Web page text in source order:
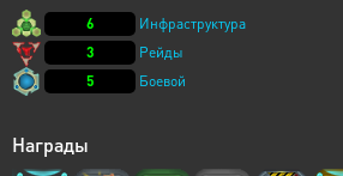
6
Инфраструктура
3
Рейды
5
Боевой
Награды